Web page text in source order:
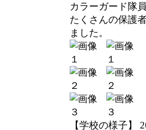
カラーガード隊
たくさんの保護
ました。
【学校の様子】